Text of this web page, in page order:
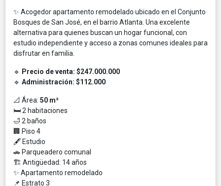
✨ Acogedor apartamento remodelado ubicado en el Conjunto
Bosques de San José, en el barrio Atlanta. Una excelente
alternativa para quienes buscan un hogar funcional, con
estudio independiente y acceso a zonas comunes ideales para
disfrutar en familia.
🔹 Precio de venta: $247.000.000
🔹 Administración: $112.000
📐 Área: 50 m²
🛏️ 2 habitaciones
🛁 2 baños
🏢 Piso 4
🖋️ Estudio
🚗 Parqueadero comunal
🏗️ Antigüedad: 14 años
✨ Apartamento remodelado
📌 Estrato 3